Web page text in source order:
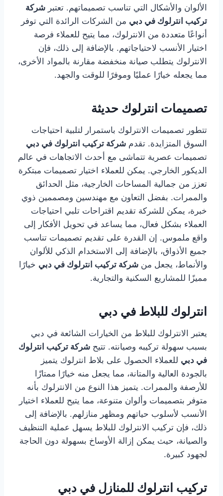
الألوان والأشكال التي تناسب تصميماتهم. تعتبر شركة
تركيب انترلوك في دبي من الشركات الرائدة التي توفر
أنواعًا متعددة من الانترلوك، مما يتيح للعملاء فرصة
اختيار الأنسب لاحتياجاتهم. بالإضافة إلى ذلك، فإن
الانترلوك يتطلب صيانة منخفضة مقارنة بالمواد الأخرى،
مما يجعله خيارًا عمليًا وموفرًا للوقت والجهد.
تصميمات انترلوك حديثة
تتطور تصميمات الانترلوك باستمرار لتلبية احتياجات
السوق المتزايدة. تقدم شركة تركيب انترلوك في دبي
تصميمات عصرية تتماشى مع أحدث الاتجاهات في عالم
الديكور الخارجي. يمكن للعملاء اختيار تصميمات مبتكرة
تعزز من جمالية المساحات الخارجية، مثل الحدائق
والممرات. بفضل التعاون مع مهندسين ومصممين ذوي
خبرة، يمكن للشركة تقديم اقتراحات تلبي احتياجات
العملاء بشكل فعال، مما يساعد في تحويل الأفكار إلى
واقع ملموس. إن القدرة على تقديم تصميمات تناسب
جميع الأذواق، بالإضافة إلى الاستخدام الذكي للألوان
والأنماط، يجعل من شركة تركيب انترلوك في دبي خيارًا
مميزًا للمشاريع السكنية والتجارية.
انترلوك للبلاط في دبي
يعتبر الانترلوك للبلاط من الخيارات الشائعة في دبي
بسبب سهولة تركيبه وصيانته. تتيح شركة تركيب انترلوك
في دبي للعملاء الحصول على بلاط انترلوك يتميز
بالجودة العالية والمتانة، مما يجعل منه خيارًا ممتازًا
للأرصفة والممرات. يتميز هذا النوع من الانترلوك بأنه
متوفر بتصميمات وألوان متنوعة، مما يتيح للعملاء اختيار
الأنسب لأسلوب حياتهم ومظهر منازلهم. بالإضافة إلى
ذلك، فإن تركيب الانترلوك للبلاط يسهل عملية التنظيف
والصيانة، حيث يمكن إزالة الأوساخ بسهولة دون الحاجة
لجهود كبيرة.
تركيب انترلوك للمنازل في دبي